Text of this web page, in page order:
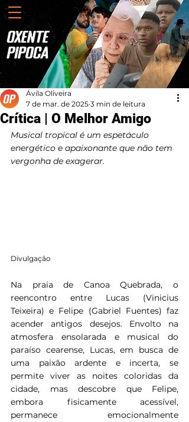
Crítica | O Melhor Amigo
Ávila Oliveira
7 de mar. de 2025 3 min de leitura
Musical tropical é um espetáculo
energético e apaixonante que não tem
vergonha de exagerar.
Divulgação
Na praia de Canoa Quebrada, o
reencontro entre Lucas (Vinicius
Teixeira) e Felipe (Gabriel Fuentes) faz
acender antigos desejos. Envolto na
atmosfera ensolarada e musical do
paraíso cearense, Lucas, em busca de
uma paixão ardente e incerta, se
permite viver as noites coloridas da
cidade, mas descobre que Felipe,
embora fisicamente acessível,
permanece emocionalmente